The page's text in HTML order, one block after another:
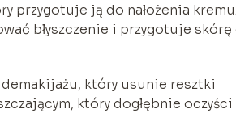
przygotuje ją do nałożenia kremu.
błyszczenie i przygotuje skórę
który usunie resztki
który dogłębnie oczyści